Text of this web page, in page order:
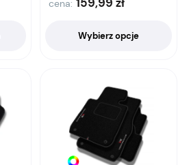
cena:
Wybierz opcje